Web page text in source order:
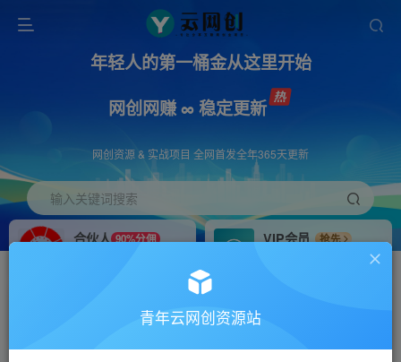
年轻人的第一桶金从这里开始
网创网赚 ∞ 稳定更新
网创资源 & 实战项目 全网首发全年365天更新
输入关键词搜索
合伙人 90%分佣
VIP会员
抢先
搭建同款网站，自己当老板
青年云网创资源站